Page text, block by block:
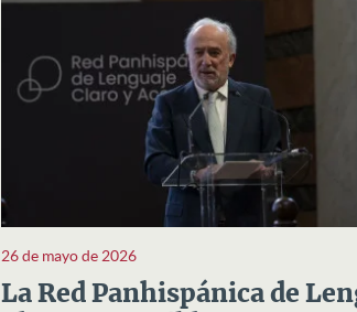
26 de mayo de 2026
La Red Panhispánica de